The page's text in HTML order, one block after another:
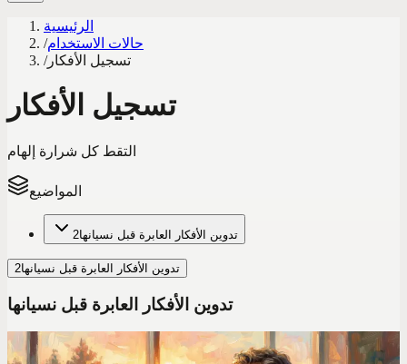
الرئيسية
/حالات الاستخدام
/تسجيل الأفكار
تسجيل الأفكار
التقط كل شرارة إلهام
المواضيع
تدوين الأفكار العابرة قبل نسيانها2
تدوين الأفكار العابرة قبل نسيانها2
تدوين الأفكار العابرة قبل نسيانها
حيل الإنتاجية الصوتية